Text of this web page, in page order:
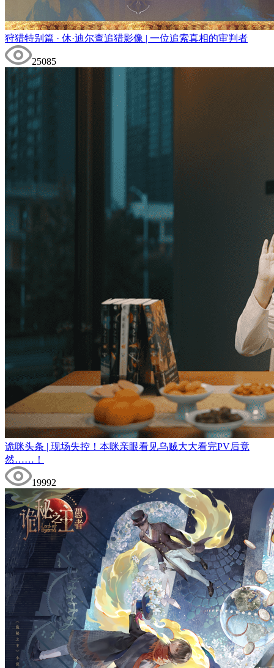
狩猎特别篇 · 休·迪尔查追猎影像 | 一位追索真相的审判者
25085
诡咪头条 | 现场失控！本咪亲眼看见乌贼大大看完PV后竟
然……！
19992